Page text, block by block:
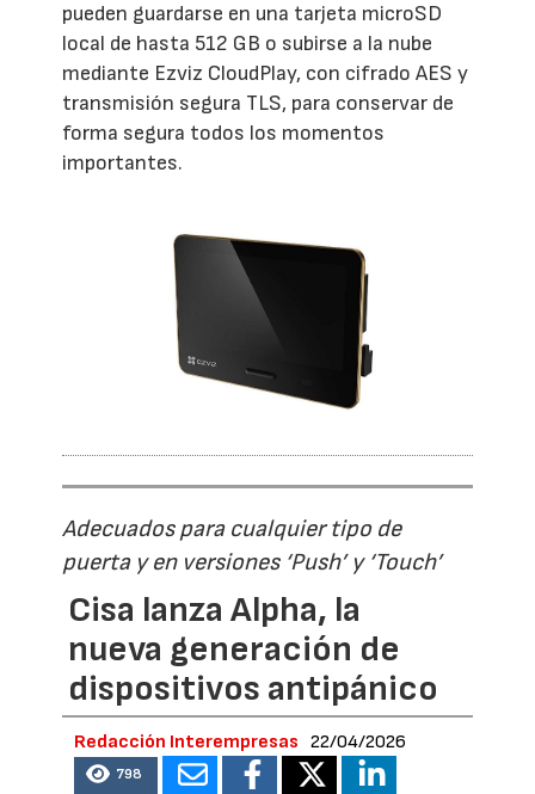
pueden guardarse en una tarjeta microSD
local de hasta 512 GB o subirse a la nube
mediante Ezviz CloudPlay, con cifrado AES y
transmisión segura TLS, para conservar de
forma segura todos los momentos
importantes.
Adecuados para cualquier tipo de
puerta y en versiones ‘Push’ y ‘Touch’
Cisa lanza Alpha, la
nueva generación de
dispositivos antipánico
Redacción Interempresas 22/04/2026
798